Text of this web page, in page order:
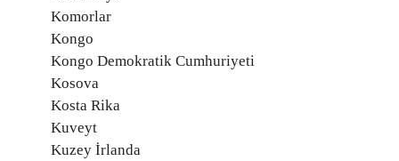
Komorlar
Kongo
Kongo Demokratik Cumhuriyeti
Kosova
Kosta Rika
Kuveyt
Kuzey İrlanda